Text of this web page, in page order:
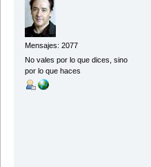
Mensajes: 2077
No vales por lo que dices, sino
por lo que haces